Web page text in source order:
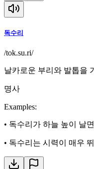
독수리
/tok.su.ri/
날카로운 부리와 발톱을
명사
Examples:
• 독수리가 하늘 높이 날
• 독수리는 시력이 매우